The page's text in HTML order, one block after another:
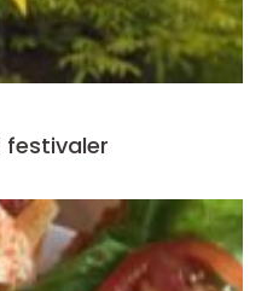
festivaler